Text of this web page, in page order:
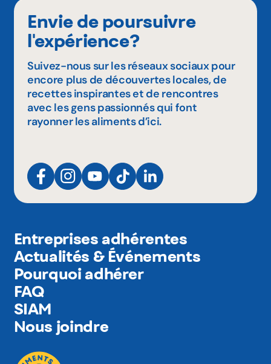
Envie de poursuivre
l'expérience?
Suivez-nous sur les réseaux sociaux pour
encore plus de découvertes locales, de
recettes inspirantes et de rencontres
avec les gens passionnés qui font
rayonner les aliments d’ici.
Entreprises adhérentes
Actualités & Événements
Pourquoi adhérer
FAQ
SIAM
Nous joindre